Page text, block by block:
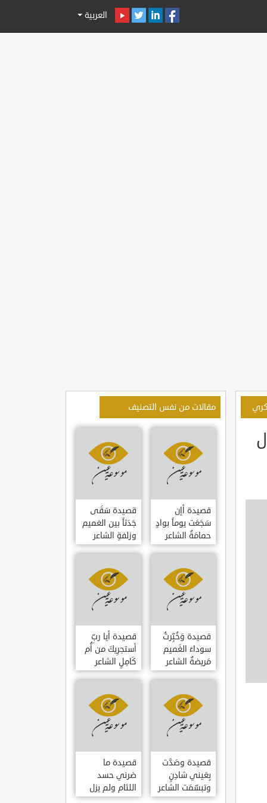
العربية
مقالات من نفس التصنيف
قصيدة أإن
سَجَعَت يوماً بوادٍ
حمامَةٌ الشاعر
العوام بن عقبة
قصيدة سَقَى
جَدَثاً بين الغميم
وزلفةٍ الشاعر
العوام بن عقبة
قصيدة وَخُبِّرتُ
سوداءَ الغَميم
مَريضةٌ الشاعر
العوام بن عقبة
قصيدة أيا ربِّ
أستجرِيكَ من أُم
كَامِلٍ الشاعر
العوام بن عقبة
قصيدة وصَدَّت
بِعَيني شادِنٍ
وتبسّمَت الشاعر
العوام بن عقبة
قصيدة ما
ضرني حسد
اللئام ولم يزل
الشاعر عمارة بن